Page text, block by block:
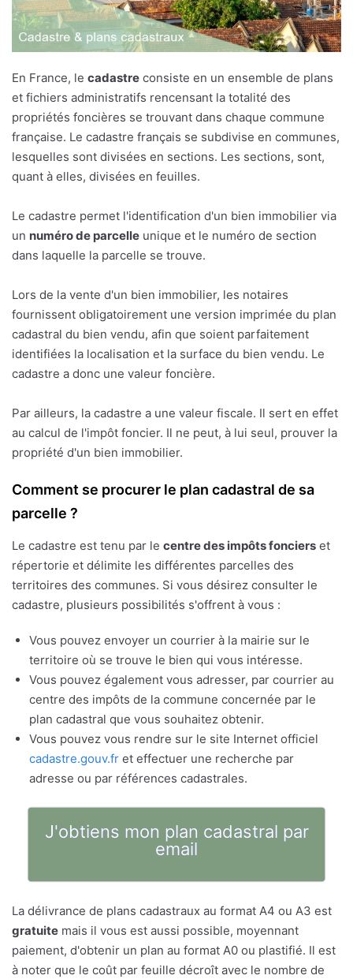
En France, le cadastre consiste en un ensemble de plans
et fichiers administratifs rencensant la totalité des
propriétés foncières se trouvant dans chaque commune
française. Le cadastre français se subdivise en communes,
lesquelles sont divisées en sections. Les sections, sont,
quant à elles, divisées en feuilles.
Le cadastre permet l'identification d'un bien immobilier via
un numéro de parcelle unique et le numéro de section
dans laquelle la parcelle se trouve.
Lors de la vente d'un bien immobilier, les notaires
fournissent obligatoirement une version imprimée du plan
cadastral du bien vendu, afin que soient parfaitement
identifiées la localisation et la surface du bien vendu. Le
cadastre a donc une valeur foncière.
Par ailleurs, la cadastre a une valeur fiscale. Il sert en effet
au calcul de l'impôt foncier. Il ne peut, à lui seul, prouver la
propriété d'un bien immobilier.
Comment se procurer le plan cadastral de sa
parcelle ?
Le cadastre est tenu par le centre des impôts fonciers et
répertorie et délimite les différentes parcelles des
territoires des communes. Si vous désirez consulter le
cadastre, plusieurs possibilités s'offrent à vous :
Vous pouvez envoyer un courrier à la mairie sur le
territoire où se trouve le bien qui vous intéresse.
Vous pouvez également vous adresser, par courrier au
centre des impôts de la commune concernée par le
plan cadastral que vous souhaitez obtenir.
Vous pouvez vous rendre sur le site Internet officiel
cadastre.gouv.fr et effectuer une recherche par
adresse ou par références cadastrales.
J'obtiens mon plan cadastral par
email
La délivrance de plans cadastraux au format A4 ou A3 est
gratuite mais il vous est aussi possible, moyennant
paiement, d'obtenir un plan au format A0 ou plastifié. Il est
à noter que le coût par feuille décroît avec le nombre de